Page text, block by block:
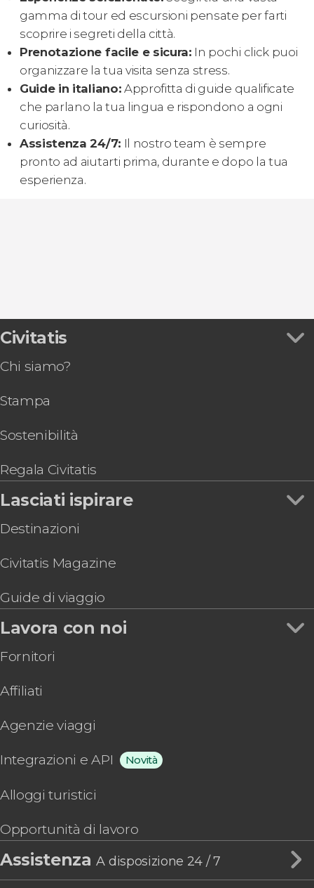
gamma di tour ed escursioni pensate per farti
scoprire i segreti della città.
Prenotazione facile e sicura: In pochi click puoi
organizzare la tua visita senza stress.
Guide in italiano: Approfitta di guide qualificate
che parlano la tua lingua e rispondono a ogni
curiosità.
Assistenza 24/7: Il nostro team è sempre
pronto ad aiutarti prima, durante e dopo la tua
esperienza.
Civitatis
Chi siamo?
Stampa
Sostenibilità
Regala Civitatis
Lasciati ispirare
Destinazioni
Civitatis Magazine
Guide di viaggio
Lavora con noi
Fornitori
Affiliati
Agenzie viaggi
Integrazioni e API Novità
Alloggi turistici
Opportunità di lavoro
AssistenzaA disposizione 24 / 7